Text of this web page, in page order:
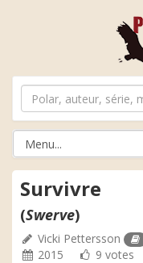
Survivre
(Swerve)
Vicki Pettersson
2015
9 votes